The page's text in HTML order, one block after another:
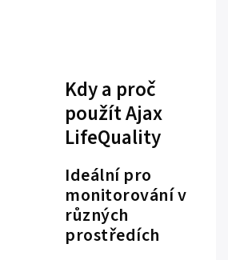
Kdy a proč
použít Ajax
LifeQuality
Ideální pro
monitorování v
různých
prostředích